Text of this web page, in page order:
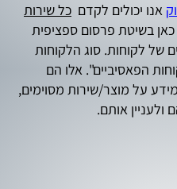
אנו יכולים לקדם כל שירות
בשיטת פרסום ספציפית
של לקוחות. סוג הלקוחות
הפאסיביים". אלו הם
מידע על מוצר/שירות מסוימים,
אותם.